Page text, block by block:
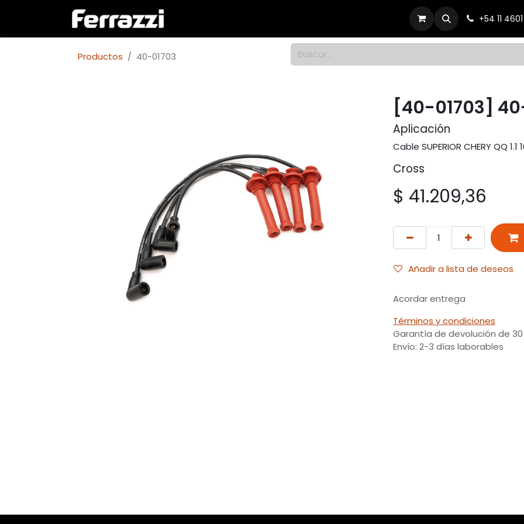
Contacto +54 11 4601
Productos 40-01703
[40-01703]
Aplicación
Cable SUPERIOR CHERY QQ 1.1
Cross
$ 41.209,36
Añadir a lista de deseos
Acordar entrega
Términos y condiciones
Garantía de devolución de
Envío: 2-3 días laborables